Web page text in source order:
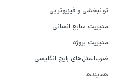
توانبخشی و فیزیوتراپی
مدیریت منابع انسانی
مدیریت پروژه
ضرب‌المثل‌های رایج انگلیسی
همایندها